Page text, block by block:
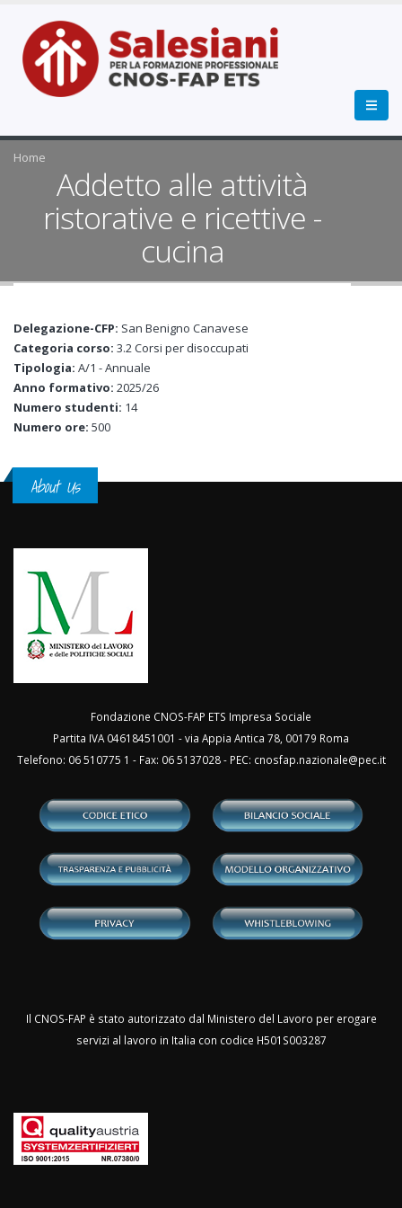
Home
Addetto alle attività
ristorative e ricettive -
cucina
Delegazione-CFP: San Benigno Canavese
Categoria corso: 3.2 Corsi per disoccupati
Tipologia: A/1 - Annuale
Anno formativo: 2025/26
Numero studenti: 14
Numero ore: 500
About Us
Fondazione CNOS-FAP ETS Impresa Sociale
Partita IVA 04618451001 - via Appia Antica 78, 00179 Roma
Telefono: 06 510775 1 - Fax: 06 5137028 - PEC: cnosfap.nazionale@pec.it
Il CNOS-FAP è stato autorizzato dal Ministero del Lavoro per erogare
servizi al lavoro in Italia con codice H501S003287